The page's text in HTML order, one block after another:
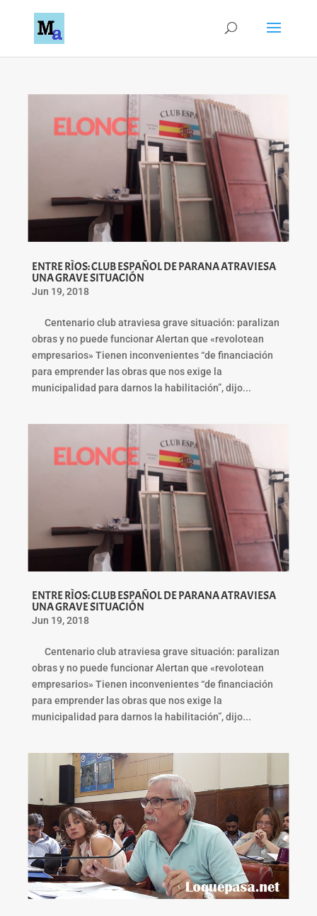
ENTRE RÌOS: CLUB ESPAÑOL DE PARANA ATRAVIESA
UNA GRAVE SITUACIÓN
Jun 19, 2018
Centenario club atraviesa grave situación: paralizan
obras y no puede funcionar Alertan que «revolotean
empresarios» Tienen inconvenientes “de financiación
para emprender las obras que nos exige la
municipalidad para darnos la habilitación”, dijo...
ENTRE RÌOS: CLUB ESPAÑOL DE PARANA ATRAVIESA
UNA GRAVE SITUACIÓN
Jun 19, 2018
Centenario club atraviesa grave situación: paralizan
obras y no puede funcionar Alertan que «revolotean
empresarios» Tienen inconvenientes “de financiación
para emprender las obras que nos exige la
municipalidad para darnos la habilitación”, dijo...